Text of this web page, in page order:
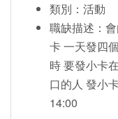
類別：活動
職缺描述：
卡 一天發四
時 要發小卡
口的人 發小
14:00